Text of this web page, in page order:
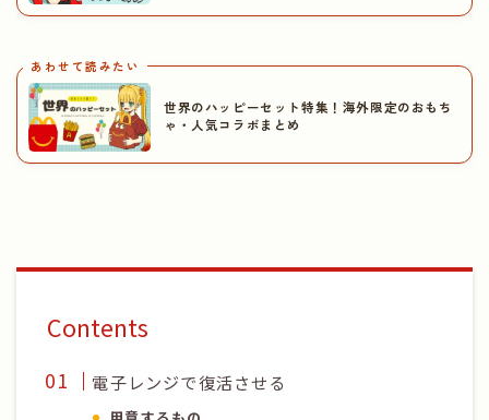
あわせて読みたい
世界のハッピーセット特集！海外限定のおもち
ゃ・人気コラボまとめ
Contents
電子レンジで復活させる